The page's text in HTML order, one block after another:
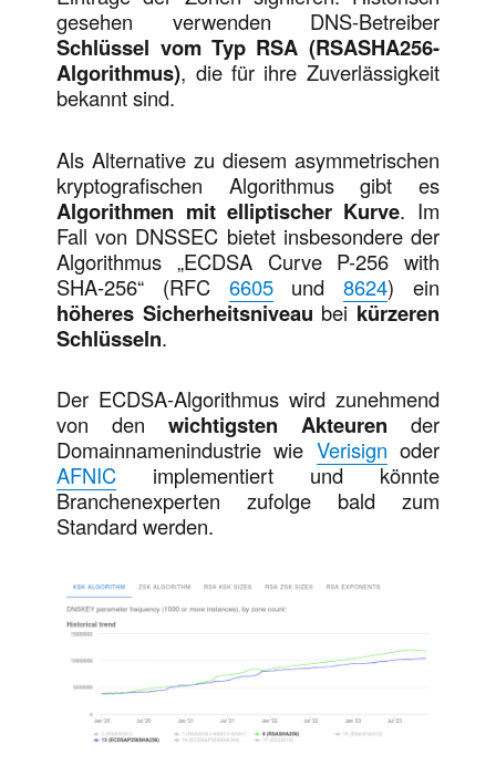
gesehen verwenden DNS-Betreiber
Schlüssel vom Typ RSA (RSASHA256-
Algorithmus), die für ihre Zuverlässigkeit
bekannt sind.
Als Alternative zu diesem asymmetrischen
kryptografischen Algorithmus gibt es
Algorithmen mit elliptischer Kurve. Im
Fall von DNSSEC bietet insbesondere der
Algorithmus „ECDSA Curve P-256 with
SHA-256“ (RFC 6605und 8624) ein
höheres Sicherheitsniveau beikürzeren
Schlüsseln.
Der ECDSA-Algorithmus wird zunehmend
von den wichtigsten Akteuren der
Domainnamenindustrie wie Verisign oder
AFNIC implementiert und könnte
Branchenexperten zufolge bald zum
Standard werden.